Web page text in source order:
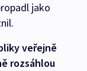
jako
veřejně
rozsáhlou